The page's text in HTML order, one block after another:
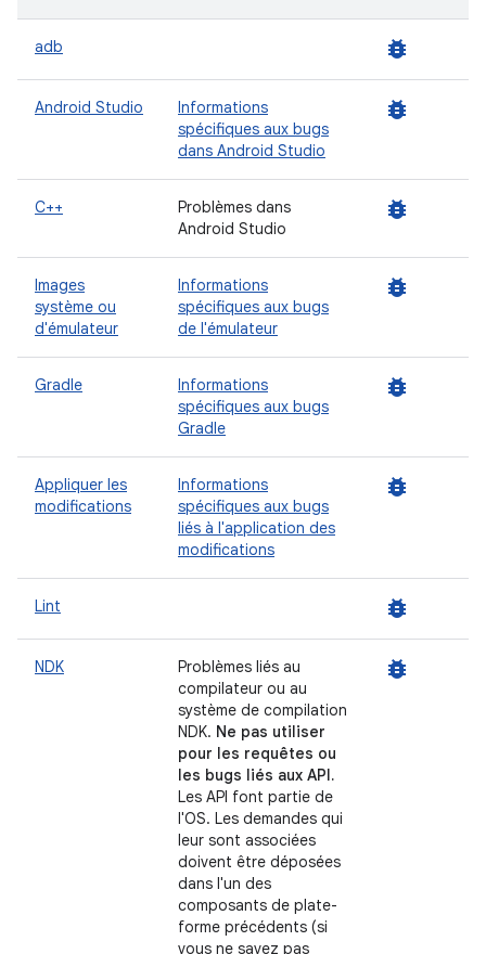
adb bug_report
Android Studio
Informations
spécifiques aux bugs
dans Android Studio
bug_report
C++
Problèmes dans
Android Studio
bug_report
Images
système ou
d'émulateur
Informations
spécifiques aux bugs
de l'émulateur
bug_report
Gradle
Informations
spécifiques aux bugs
Gradle
bug_report
Appliquer les
modifications
Informations
spécifiques aux bugs
liés à l'application des
modifications
bug_report
Lint bug_report
NDK
Problèmes liés au
compilateur ou au
système de compilation
NDK. Ne pas utiliser
pour les requêtes ou
les bugs liés aux API.
Les API font partie de
l'OS. Les demandes qui
leur sont associées
doivent être déposées
dans l'un des
composants de plate-
forme précédents (si
vous ne savez pas
bug_report